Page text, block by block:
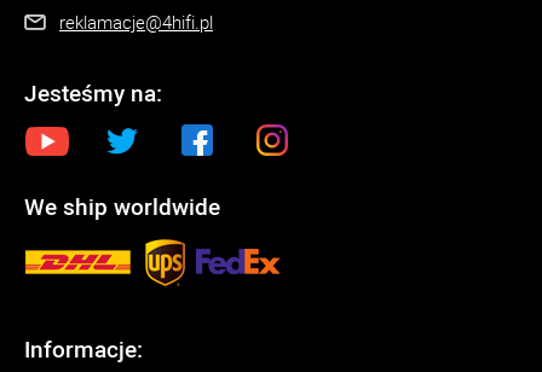
reklamacje@4hifi.pl
Jesteśmy na:
We ship worldwide
Informacje: